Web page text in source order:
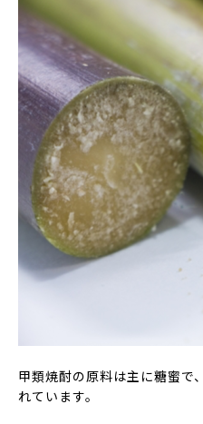
甲類焼酎の原料は主に糖蜜で
れています。